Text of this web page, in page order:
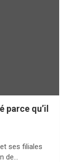
parce qu’il
ses filiales
de…